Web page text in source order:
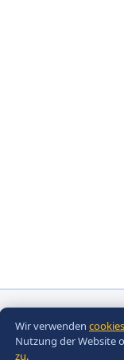
Wir verwenden cookies
Nutzung der Website
zu.